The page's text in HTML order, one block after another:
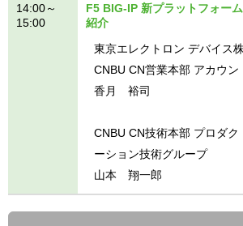
14:00～
15:00
F5 BIG-IP 新プラットフォー
紹介
東京エレクトロン デバイス
CNBU CN営業本部 アカウン
香月 裕司
CNBU CN技術本部 プロダク
ーション技術グループ
山本 翔一郎